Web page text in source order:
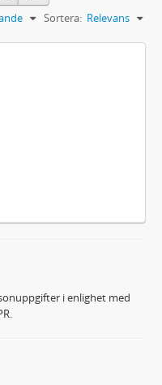
Sortera: Relevans
i enlighet med